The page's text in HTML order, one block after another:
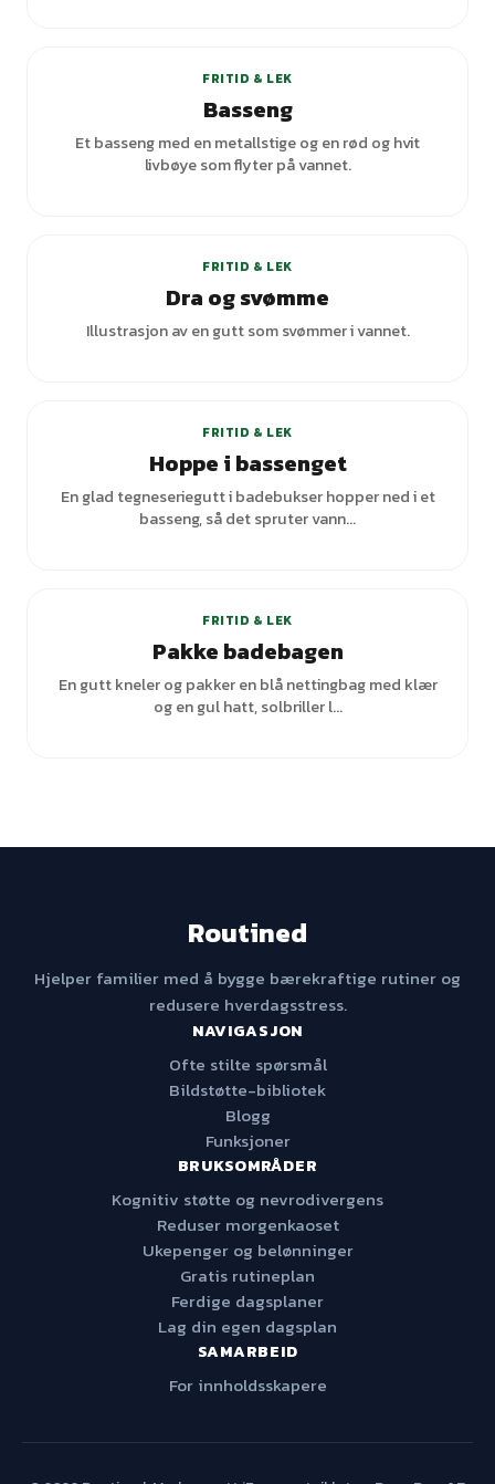
FRITID & LEK
Basseng
Et basseng med en metallstige og en rød og hvit
livbøye som flyter på vannet.
FRITID & LEK
Dra og svømme
Illustrasjon av en gutt som svømmer i vannet.
FRITID & LEK
Hoppe i bassenget
En glad tegneseriegutt i badebukser hopper ned i et
basseng, så det spruter vann...
FRITID & LEK
Pakke badebagen
En gutt kneler og pakker en blå nettingbag med klær
og en gul hatt, solbriller l...
Routined
Hjelper familier med å bygge bærekraftige rutiner og
redusere hverdagsstress.
NAVIGASJON
Ofte stilte spørsmål
Bildstøtte-bibliotek
Blogg
Funksjoner
BRUKSOMRÅDER
Kognitiv støtte og nevrodivergens
Reduser morgenkaoset
Ukepenger og belønninger
Gratis rutineplan
Ferdige dagsplaner
Lag din egen dagsplan
SAMARBEID
For innholdsskapere